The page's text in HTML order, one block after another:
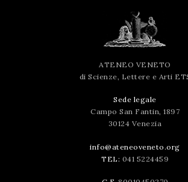
ATENEO VENETO
di Scienze, Lettere e Arti
Sede legale
Campo San Fantin, 1897
30124 Venezia
info@ateneoveneto.org
TEL: 041 5224459